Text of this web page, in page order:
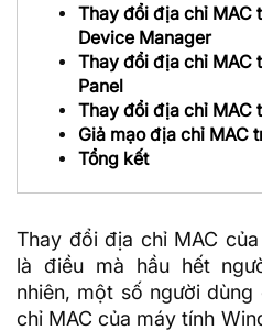
Thay đổi địa chỉ MAC
Device Manager
Thay đổi địa chỉ MAC
Panel
Thay đổi địa chỉ MAC
Giả mạo địa chỉ MAC
Tổng kết
Thay đổi địa chỉ MAC
là điều mà hầu hết
nhiên, một số người
chỉ MAC của máy tính